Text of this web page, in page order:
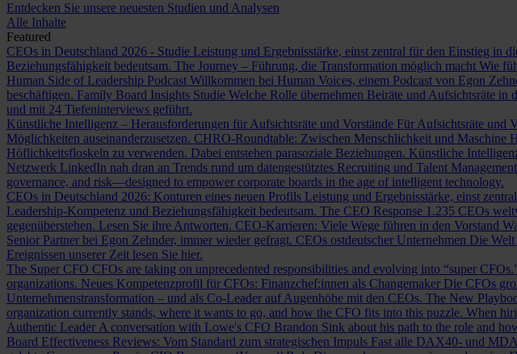
Entdecken Sie unsere neuesten Studien und Analysen
Alle Inhalte
Featured
CEOs in Deutschland 2026 - Studie Leistung und Ergebnisstärke, einst zentral für den Einstieg in
Beziehungsfähigkeit bedeutsam. The Journey – Führung, die Transformation möglich macht Wie
Human Side of Leadership Podcast Willkommen bei Human Voices, einem Podcast von Egon
beschäftigen. Family Board Insights Studie Welche Rolle übernehmen Beiräte und Aufsichtsräte in
und mit 24 Tiefeninterviews geführt.
Künstliche Intelligenz – Herausforderungen für Aufsichtsräte und Vorstände Für Aufsichtsräte und
Möglichkeiten auseinanderzusetzen. CHRO-Roundtable: Zwischen Menschlichkeit und Maschine
Höflichkeitsfloskeln zu verwenden. Dabei entstehen parasoziale Beziehungen. Künstliche
Netzwerk LinkedIn nah dran an Trends rund um datengestütztes Recruiting und Talent
governance, and risk—designed to empower corporate boards in the age of intelligent technology.
CEOs in Deutschland 2026: Konturen eines neuen Profils Leistung und Ergebnisstärke, einst
Leadership-Kompetenz und Beziehungsfähigkeit bedeutsam. The CEO Response 1.235 CEOs
gegenüberstehen. Lesen Sie ihre Antworten. CEO-Karrieren: Viele Wege führen in den Vorstand
Senior Partner bei Egon Zehnder, immer wieder gefragt. CEOs ostdeutscher Unternehmen Die Welt
Ereignissen unserer Zeit lesen Sie hier.
The Super CFO CFOs are taking on unprecedented responsibilities and evolving into “super
organizations. Neues Kompetenzprofil für CFOs: Finanzchef:innen als Changemaker Die CFOs
Unternehmenstransformation – und als Co-Leader auf Augenhöhe mit den CEOs. The New
organization currently stands, where it wants to go, and how the CFO fits into this puzzle. When
Authentic Leader A conversation with Lowe's CFO Brandon Sink about his path to the role and
Board Effectiveness Reviews: Vom Standard zum strategischen Impuls Fast alle DAX40- und